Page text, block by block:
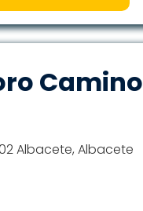
Camino
Albacete, Albacete